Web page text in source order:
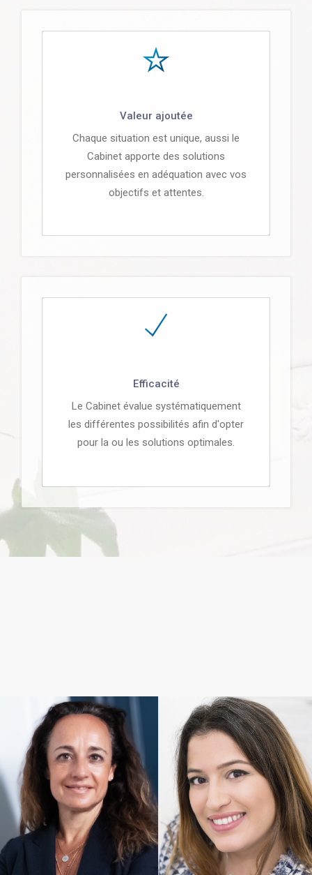
Valeur ajoutée
Chaque situation est unique, aussi le
Cabinet apporte des solutions
personnalisées en adéquation avec vos
objectifs et attentes.
Efficacité
Le Cabinet évalue systématiquement
les différentes possibilités afin d'opter
pour la ou les solutions optimales.